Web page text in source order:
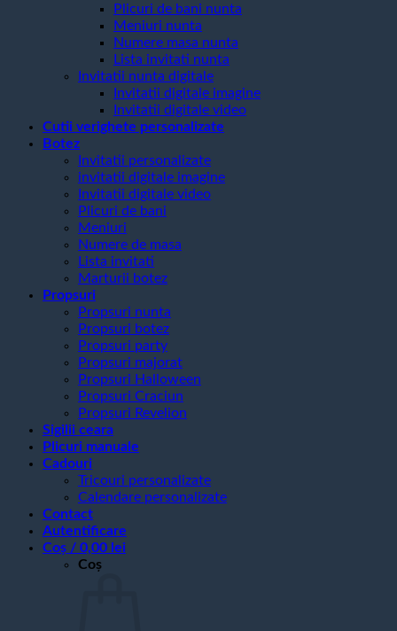
Plicuri de bani nunta
Meniuri nunta
Numere masa nunta
Lista invitati nunta
Invitatii nunta digitale
Invitatii digitale imagine
Invitatii digitale video
Cutii verighete personalizate
Botez
Invitatii personalizate
invitatii digitale imagine
Invitatii digitale video
Plicuri de bani
Meniuri
Numere de masa
Lista invitati
Marturii botez
Propsuri
Propsuri nunta
Propsuri botez
Propsuri party
Propsuri majorat
Propsuri Halloween
Propsuri Craciun
Propsuri Revelion
Sigilii ceara
Plicuri manuale
Cadouri
Tricouri personalizate
Calendare personalizate
Contact
Autentificare
Coș / 0,00 lei
Coș